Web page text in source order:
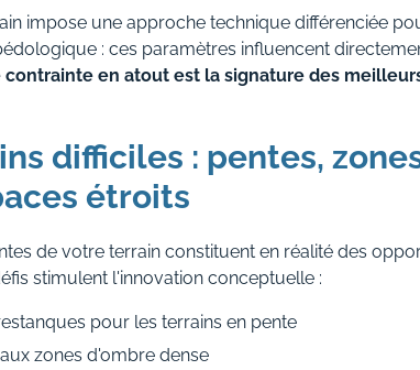
impose une approche technique différenciée
: ces paramètres influencent
contrainte en atout est la signature des
difficiles : pentes,
étroits
de votre terrain constituent en réalité des
stimulent l'innovation conceptuelle :
pour les terrains en pente
zones d'ombre dense